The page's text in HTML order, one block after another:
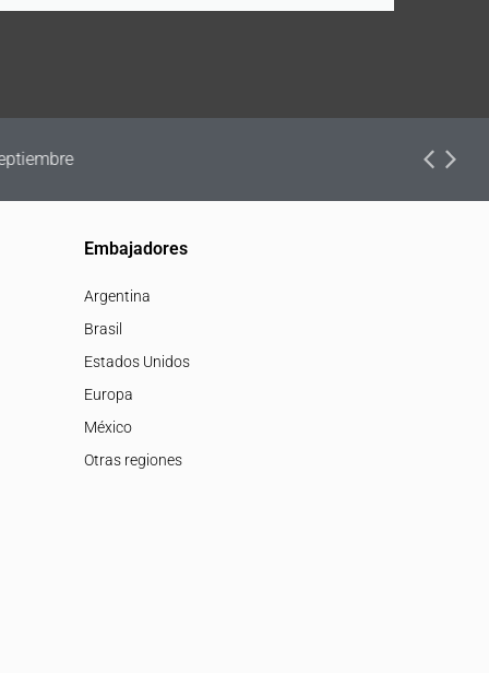
Embajadores
Argentina
Brasil
Estados Unidos
Europa
México
Otras regiones